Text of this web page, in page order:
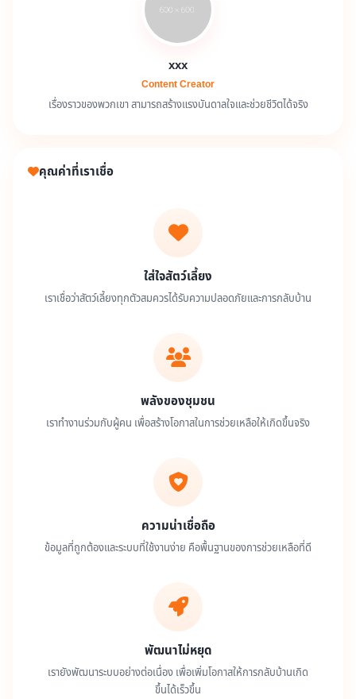
xxx
Content Creator
เรื่องราวของพวกเขา สามารถสร้างแรงบันดาลใจและช่วยชีวิตได้จริง
คุณค่าที่เราเชื่อ
ใส่ใจสัตว์เลี้ยง
เราเชื่อว่าสัตว์เลี้ยงทุกตัวสมควรได้รับความปลอดภัยและการกลับบ้าน
พลังของชุมชน
เราทำงานร่วมกับผู้คน เพื่อสร้างโอกาสในการช่วยเหลือให้เกิดขึ้นจริง
ความน่าเชื่อถือ
ข้อมูลที่ถูกต้องและระบบที่ใช้งานง่าย คือพื้นฐานของการช่วยเหลือที่ดี
พัฒนาไม่หยุด
เรายังพัฒนาระบบอย่างต่อเนื่อง เพื่อเพิ่มโอกาสให้การกลับบ้านเกิด
ขึ้นได้เร็วขึ้น